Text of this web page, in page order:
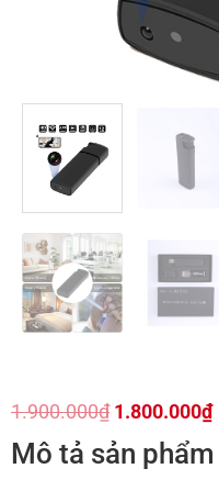
1.900.000₫ 1.800.000₫
Mô tả sản phẩm